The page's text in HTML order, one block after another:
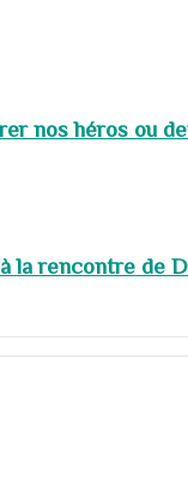
nos héros ou
la rencontre de